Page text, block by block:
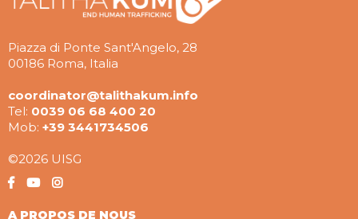
Piazza di Ponte Sant'Angelo, 28
00186 Roma, Italia
coordinator@talithakum.info
Tel: 0039 06 68 400 20
Mob: +39 3441734506
©2026 UISG
A PROPOS DE NOUS